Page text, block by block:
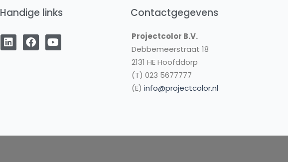
Handige links
i
n
a
c
o
u
Contactgegevens
Projectcolor B.V.
Debbemeerstraat 18
2131 HE Hoofddorp
(T) 023 5677777
(E) info@projectcolor.nl